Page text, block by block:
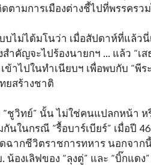
ตามการเมืองต่างชี้ไปที่พรรครว
บไม่ได้มโนว่า เมื่อสัปดาห์ที่แล้ว
ำคัญจะไปร้องนายกฯ … แล้ว “เ
ข้าไปในทำเนียบฯ เพื่อพบกับ “พี
ยสร้างชาติ
“ชูวิทย์” นั้น ไม่ใช่คนแปลกหน้า
กันในกรณี “รื้อบาร์เบียร์” เมื่อปี
ดฉากชีวิตราชการทหาร นอกจา
องเลิฟของ “ลุงตู่” และ “บิ๊กแด